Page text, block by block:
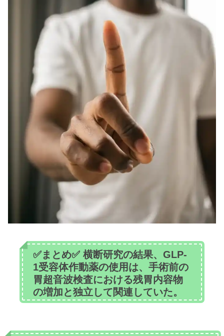
✅まとめ✅ 横断研究の結果、GLP-
1受容体作動薬の使用は、手術前の
胃超音波検査における残胃内容物
の増加と独立して関連していた。